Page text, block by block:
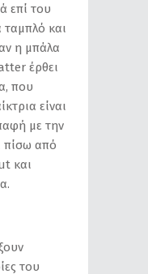
επί του
και
η μπάλα
έρθει
που
είναι
με την
πίσω από
και
του